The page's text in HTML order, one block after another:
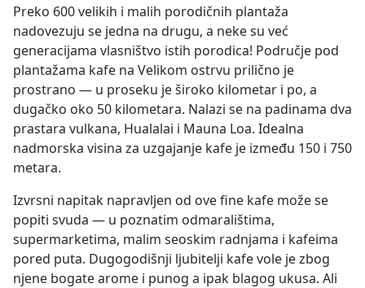
Preko 600 velikih i malih porodičnih plantaža
nadovezuju se jedna na drugu, a neke su već
generacijama vlasništvo istih porodica! Područje pod
plantažama kafe na Velikom ostrvu prilično je
prostrano — u proseku je široko kilometar i po, a
dugačko oko 50 kilometara. Nalazi se na padinama dva
prastara vulkana, Hualalai i Mauna Loa. Idealna
nadmorska visina za uzgajanje kafe je između 150 i 750
metara.
Izvrsni napitak napravljen od ove fine kafe može se
popiti svuda — u poznatim odmaralištima,
supermarketima, malim seoskim radnjama i kafeima
pored puta. Dugogodišnji ljubitelji kafe vole je zbog
njene bogate arome i punog a ipak blagog ukusa. Ali